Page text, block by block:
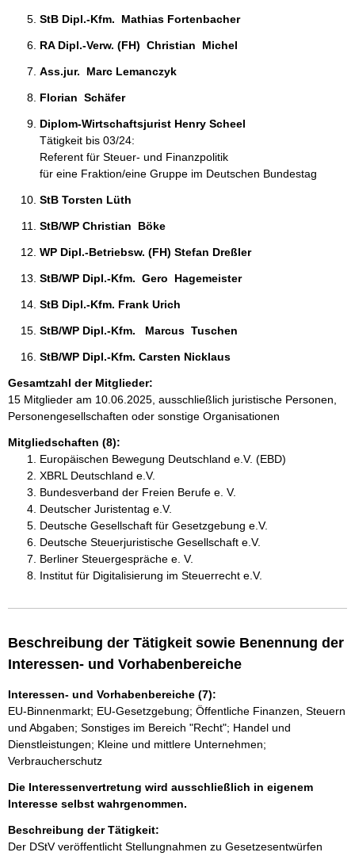
StB Dipl.-Kfm.  Mathias Fortenbacher
RA Dipl.-Verw. (FH)  Christian  Michel
Ass.jur.  Marc Lemanczyk
Florian  Schäfer
Diplom-Wirtschaftsjurist Henry Scheel
Tätigkeit bis 03/24:
Referent für Steuer- und Finanzpolitik
für eine Fraktion/eine Gruppe im Deutschen Bundestag
StB Torsten Lüth
StB/WP Christian  Böke
WP Dipl.-Betriebsw. (FH) Stefan Dreßler
StB/WP Dipl.-Kfm.  Gero  Hagemeister
StB Dipl.-Kfm. Frank Urich
StB/WP Dipl.-Kfm.   Marcus  Tuschen
StB/WP Dipl.-Kfm. Carsten Nicklaus
Gesamtzahl der Mitglieder:
15 Mitglieder am 10.06.2025, ausschließlich juristische Personen,
Personengesellschaften oder sonstige Organisationen
Mitgliedschaften (8):
Europäischen Bewegung Deutschland e.V. (EBD)
XBRL Deutschland e.V.
Bundesverband der Freien Berufe e. V.
Deutscher Juristentag e.V.
Deutsche Gesellschaft für Gesetzgebung e.V.
Deutsche Steuerjuristische Gesellschaft e.V.
Berliner Steuergespräche e. V.
Institut für Digitalisierung im Steuerrecht e.V.
Beschreibung der Tätigkeit sowie Benennung der
Interessen- und Vorhabenbereiche
Interessen- und Vorhabenbereiche (7):
EU-Binnenmarkt; EU-Gesetzgebung; Öffentliche Finanzen, Steuern
und Abgaben; Sonstiges im Bereich "Recht"; Handel und
Dienstleistungen; Kleine und mittlere Unternehmen;
Verbraucherschutz
Die Interessenvertretung wird ausschließlich in eigenem
Interesse selbst wahrgenommen.
Beschreibung der Tätigkeit:
Der DStV veröffentlicht Stellungnahmen zu Gesetzesentwürfen